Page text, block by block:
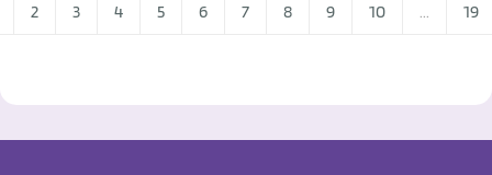
2 3 4 5 6 7 8 9 10 ... 19